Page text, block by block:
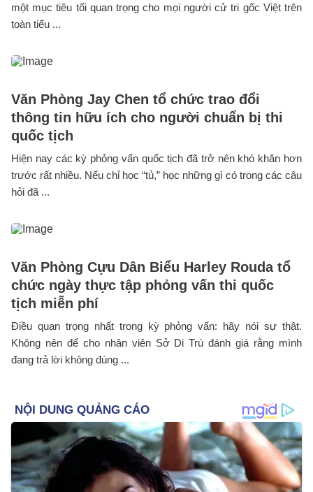
một mục tiêu tối quan trọng cho mọi người cử tri gốc Việt trên
toàn tiểu ...
Văn Phòng Jay Chen tổ chức trao đổi
thông tin hữu ích cho người chuẩn bị thi
quốc tịch
Hiện nay các kỳ phỏng vấn quốc tịch đã trở nên khó khăn hơn
trước rất nhiều. Nếu chỉ học “tủ,” học những gì có trong các câu
hỏi đã ...
Văn Phòng Cựu Dân Biểu Harley Rouda tổ
chức ngày thực tập phỏng vấn thi quốc
tịch miễn phí
Điều quan trọng nhất trong kỳ phỏng vấn: hãy nói sự thật.
Không nên để cho nhân viên Sở Di Trú đánh giá rằng mình
đang trả lời không đúng ...